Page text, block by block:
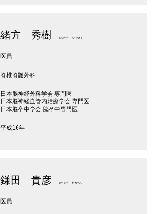
緒方 秀樹 （おがた ひでき）
医員
脊椎脊髄外科
日本脳神経外科学会 専門医
日本脳神経血管内治療学会 専門医
日本脳卒中学会 脳卒中専門医
平成16年
鎌田 貴彦 （かまた たかひこ）
医員